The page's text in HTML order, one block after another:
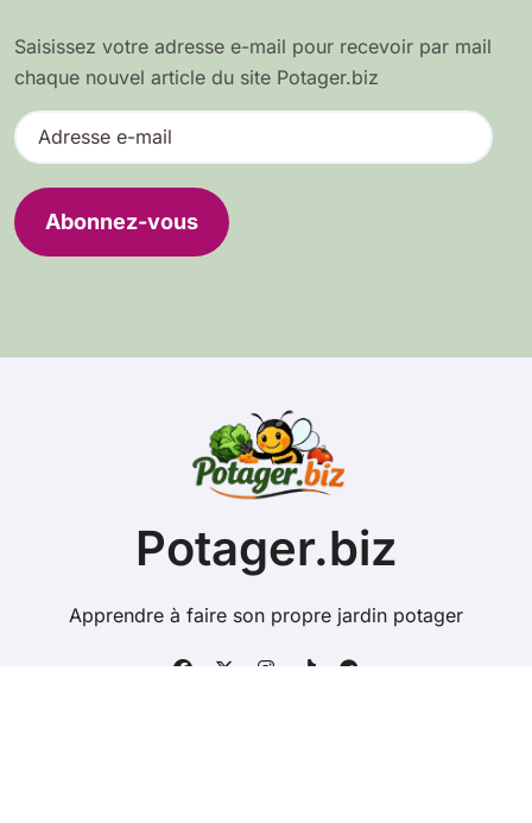
Saisissez votre adresse e-mail pour recevoir par mail
chaque nouvel article du site Potager.biz
A
d
e
s
Abonnez-vous
Potager.biz
Apprendre à faire son propre jardin potager